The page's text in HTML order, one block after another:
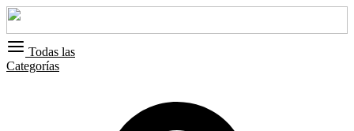
Todas las
Categorías